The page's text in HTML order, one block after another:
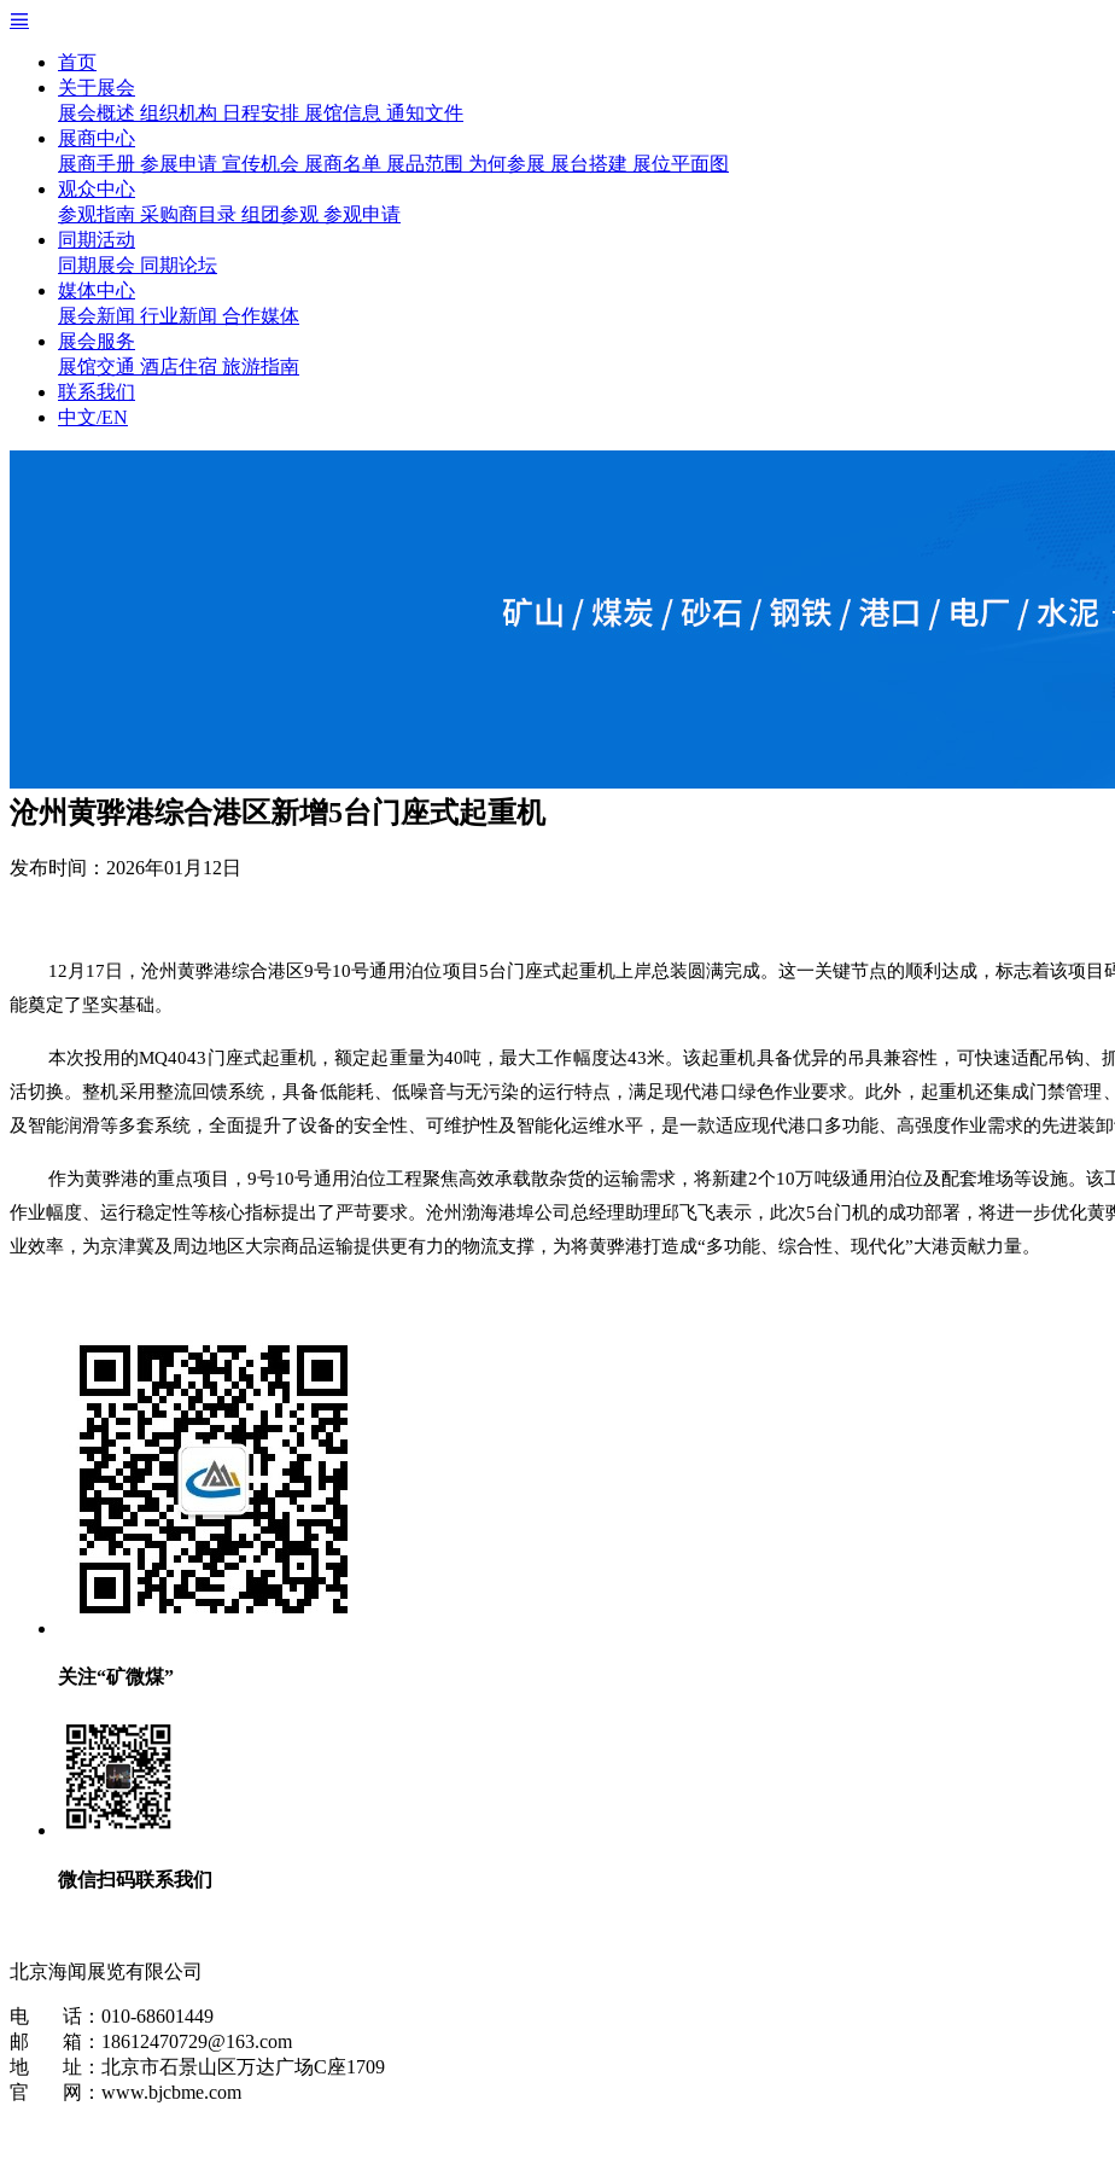
首页
关于展会
展会概述 组织机构 日程安排 展馆信息 通知文件
展商中心
展商手册 参展申请 宣传机会 展商名单 展品范围 为何参展 展台搭建 展位平面图
观众中心
参观指南 采购商目录 组团参观 参观申请
同期活动
同期展会 同期论坛
媒体中心
展会新闻 行业新闻 合作媒体
展会服务
展馆交通 酒店住宿 旅游指南
联系我们
中文/EN
沧州黄骅港综合港区新增5台门座式起重机
发布时间：2026年01月12日
12月17日，沧州黄骅港综合港区9号10号通用泊位项目5台门座式起重机上岸总装圆满完成。这一关键节点的顺利达成，标志着该项
能奠定了坚实基础。
本次投用的MQ4043门座式起重机，额定起重量为40吨，最大工作幅度达43米。该起重机具备优异的吊具兼容性，可快速适配吊钩
活切换。整机采用整流回馈系统，具备低能耗、低噪音与无污染的运行特点，满足现代港口绿色作业要求。此外，起重机还集成门禁管
及智能润滑等多套系统，全面提升了设备的安全性、可维护性及智能化运维水平，是一款适应现代港口多功能、高强度作业需求的先进装卸
作为黄骅港的重点项目，9号10号通用泊位工程聚焦高效承载散杂货的运输需求，将新建2个10万吨级通用泊位及配套堆场等设施。该
作业幅度、运行稳定性等核心指标提出了严苛要求。沧州渤海港埠公司总经理助理邱飞飞表示，此次5台门机的成功部署，将进一步优化
业效率，为京津冀及周边地区大宗商品运输提供更有力的物流支撑，为将黄骅港打造成“多功能、综合性、现代化”大港贡献力量。
关注“矿微煤”
微信扫码联系我们
北京海闻展览有限公司
电 话：010-68601449
邮 箱：18612470729@163.com
地 址：北京市石景山区万达广场C座1709
官 网：www.bjcbme.com